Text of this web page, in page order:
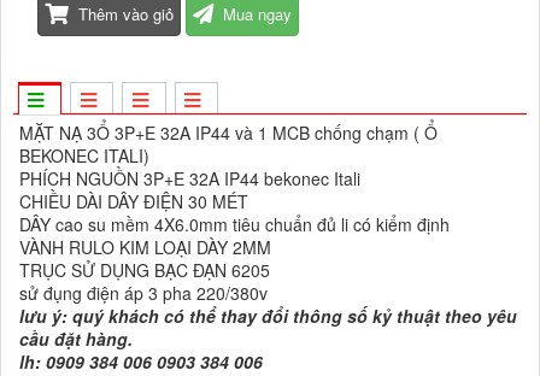
Thêm vào giỏ Mua ngay
MẶT NẠ 3Ổ 3P+E 32A IP44 và 1 MCB chống chạm ( Ổ
BEKONEC ITALI)
PHÍCH NGUỒN 3P+E 32A IP44 bekonec Itali
CHIỀU DÀI DÂY ĐIỆN 30 MÉT
DÂY cao su mềm 4X6.0mm tiêu chuẩn đủ li có kiểm định
VÀNH RULO KIM LOẠI DÀY 2MM
TRỤC SỬ DỤNG BẠC ĐẠN 6205
sử đụng điện áp 3 pha 220/380v
lưu ý: quý khách có thể thay đổi thông số kỷ thuật theo yêu
cầu đặt hàng.
lh: 0909 384 006 0903 384 006